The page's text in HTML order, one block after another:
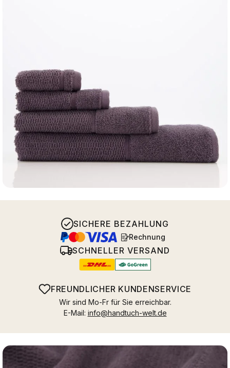
SICHERE BEZAHLUNG
Rechnung
SCHNELLER VERSAND
FREUNDLICHER KUNDENSERVICE
Wir sind Mo-Fr für Sie erreichbar.
E-Mail: info@handtuch-welt.de